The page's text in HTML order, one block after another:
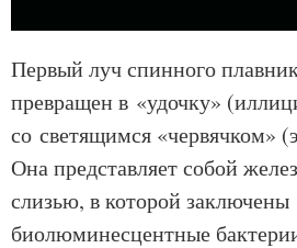
Первый луч спинного
превращен в «удочку»
со светящимся «червячком»
Она представляет собой
слизью, в которой заключены
биолюминесцентные